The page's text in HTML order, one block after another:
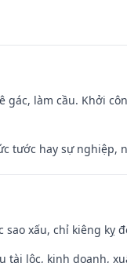
gác, làm cầu. Khởi
tước hay sự nghiệp,
sao xấu, chỉ kiêng
tài lộc, kinh doanh,